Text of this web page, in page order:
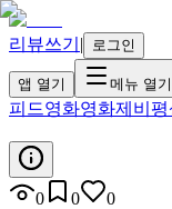
리뷰쓰기 | 로그인
앱 열기 메뉴 열기
피드영화영화제 비평
0 0 0